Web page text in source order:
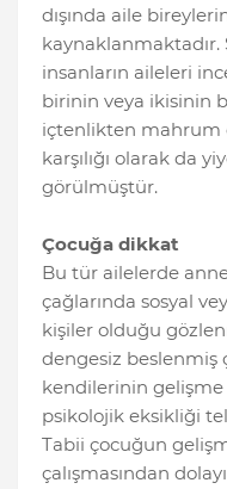
dışında aile
insanların aileleri
birinin veya ikisinin
içtenlikten mahrum
karşılığı olarak da
görülmüştür.
Çocuğa dikkat
Bu tür ailelerde
çağlarında sosyal
kişiler olduğu
dengesiz beslenmiş
kendilerinin gelişme
psikolojik eksikliği
Tabii çocuğun
çalışmasından